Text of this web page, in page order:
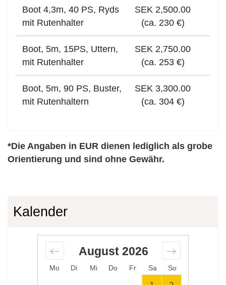
Boot 4,3m, 40 PS, Ryds
mit Rutenhalter
SEK 2,500.00
(ca. 230 €)
Boot, 5m, 15PS, Uttern,
mit Rutenhalter
SEK 2,750.00
(ca. 253 €)
Boot, 5m, 90 PS, Buster,
mit Rutenhaltern
SEK 3,300.00
(ca. 304 €)
*Die Angaben in EUR dienen lediglich als grobe
Orientierung und sind ohne Gewähr.
Kalender
Mo Di Mi Do Fr Sa So
August 2026